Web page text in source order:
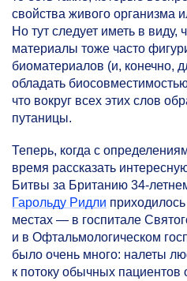
свойства живого организма
Но тут следует иметь в виду,
материалы тоже часто
биоматериалов (и, конечно,
обладать
что вокруг всех этих слов
путаницы.
Теперь, когда с
время рассказать
Битвы за Британию 34-
Гарольду Ридли
местах — в госпитале
и в Офтальмологическом
было очень много: налеты
к потоку обычных пациентов